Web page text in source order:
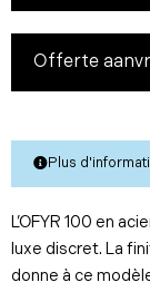
Offerte
Plus
L’OFYR 100 en
luxe discret. La
donne à ce